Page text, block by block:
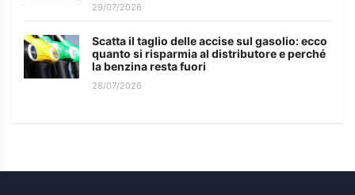
29/07/2026
Scatta il taglio delle accise sul gasolio: ecco
quanto si risparmia al distributore e perché
la benzina resta fuori
28/07/2026